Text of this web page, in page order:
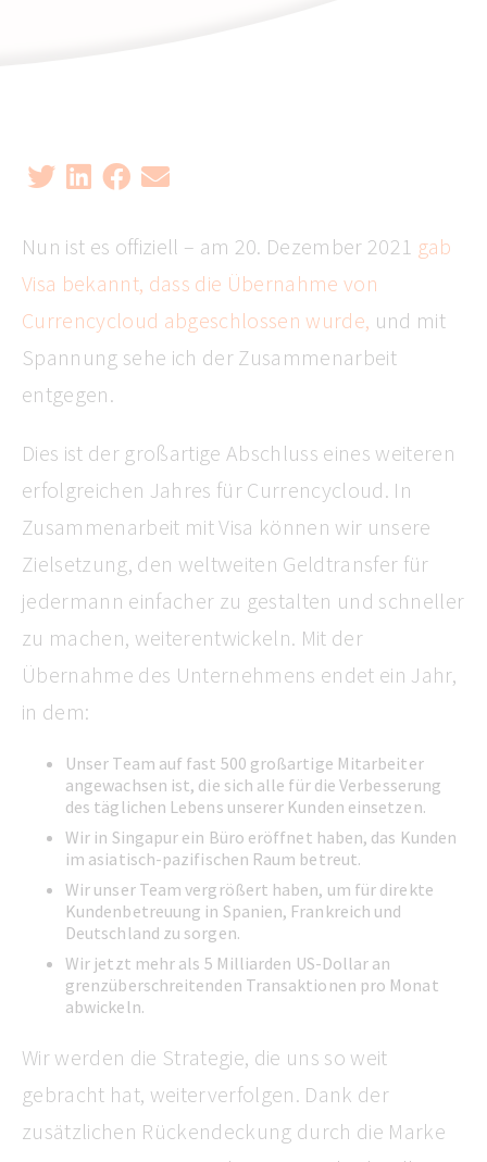
Nun ist es offiziell – am 20. Dezember 2021 gab
Visa bekannt, dass die Übernahme von
Currencycloud abgeschlossen wurde, und mit
Spannung sehe ich der Zusammenarbeit
entgegen.
Dies ist der großartige Abschluss eines weiteren
erfolgreichen Jahres für Currencycloud. In
Zusammenarbeit mit Visa können wir unsere
Zielsetzung, den weltweiten Geldtransfer für
jedermann einfacher zu gestalten und schneller
zu machen, weiterentwickeln. Mit der
Übernahme des Unternehmens endet ein Jahr,
in dem:
Unser Team auf fast 500 großartige Mitarbeiter
angewachsen ist, die sich alle für die Verbesserung
des täglichen Lebens unserer Kunden einsetzen.
Wir in Singapur ein Büro eröffnet haben, das Kunden
im asiatisch-pazifischen Raum betreut.
Wir unser Team vergrößert haben, um für direkte
Kundenbetreuung in Spanien, Frankreich und
Deutschland zu sorgen.
Wir jetzt mehr als 5 Milliarden US-Dollar an
grenzüberschreitenden Transaktionen pro Monat
abwickeln.
Wir werden die Strategie, die uns so weit
gebracht hat, weiterverfolgen. Dank der
zusätzlichen Rückendeckung durch die Marke